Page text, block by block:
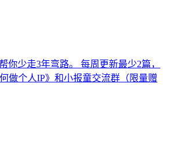
少走3年弯路。 每周更新最少2篇，
做个人IP》和小报童交流群（限量赠